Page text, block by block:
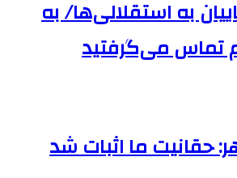
به استقلالی‌ها/ به
تماس می‌گرفتید
حقانیت ما اثبات شد